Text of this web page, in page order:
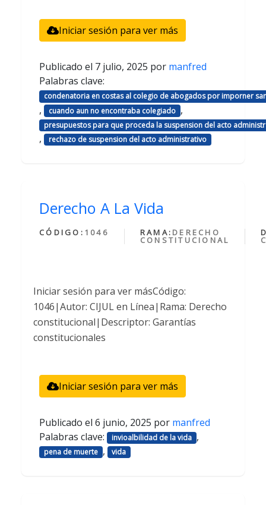
Iniciar sesión para ver más
Publicado el 7 julio, 2025 por manfred
Palabras clave:
condenatoria en costas al colegio de abogados por imporner
, cuando aun no encontraba colegiado ,
presupuestos para que proceda la suspension del acto
, rechazo de suspension del acto administrativo
Derecho A La Vida
CÓDIGO: 1046 RAMA: DERECHO
CONSTITUCIONAL
Iniciar sesión para ver másCódigo:
1046|Autor: CIJUL en Línea|Rama: Derecho
constitucional|Descriptor: Garantías
constitucionales
Iniciar sesión para ver más
Publicado el 6 junio, 2025 por manfred
Palabras clave:
invioalbilidad de la vida ,
pena de muerte , vida